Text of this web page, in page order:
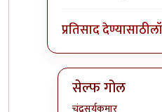
प्रतिसाद देण्यासाठी
सेल्फ गोल